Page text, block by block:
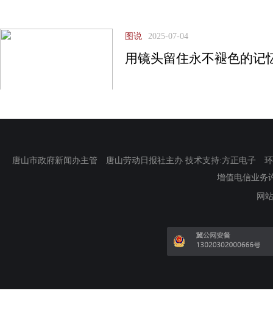
图说 2025-07-04
用镜头留住永不褪色的记
唐山市政府新闻办主管 唐山劳动日报社主办 技术支持:方正电子
增值电信业务
网